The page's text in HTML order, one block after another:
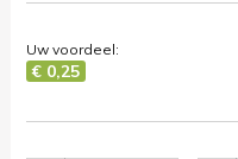
Uw voordeel:
€ 0,25